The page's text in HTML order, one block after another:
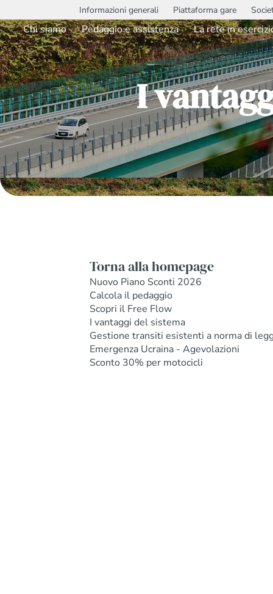
Informazioni generali Piattaforma gare
Chi siamo Pedaggio e assistenza La rete in
I
Torna alla homepage
Nuovo Piano Sconti 2026
Calcola il pedaggio
Scopri il Free Flow
I vantaggi del sistema
Gestione transiti esistenti a norma di
Emergenza Ucraina - Agevolazioni
Sconto 30% per motocicli